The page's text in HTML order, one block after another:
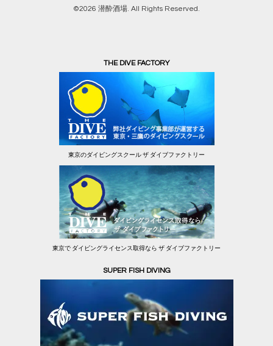
©2026 潜酔酒場. All Rights Reserved.
THE DIVE FACTORY
東京のダイビングスクール ザ ダイブファクトリー
東京で ダイビングライセンス取得なら ザ ダイブファクトリー
SUPER FISH DIVING